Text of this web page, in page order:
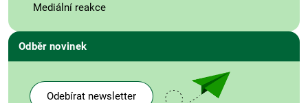
Mediální reakce
Odběr novinek
Odebírat newsletter